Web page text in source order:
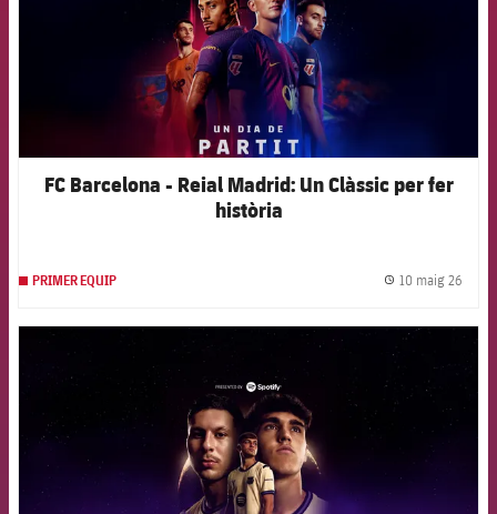
FC Barcelona - Reial Madrid: Un Clàssic per fer
història
PRIMER EQUIP 10 maig 26
FCB Barcelona badge